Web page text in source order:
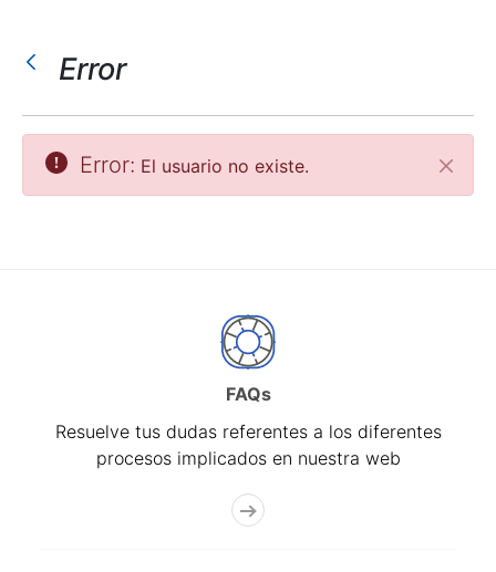
Mostrar/Ocultar
Mostrar/Ocultar
Error
Cerrar
Error: El usuario no existe.
FAQs
Resuelve tus dudas referentes a los diferentes
procesos implicados en nuestra web